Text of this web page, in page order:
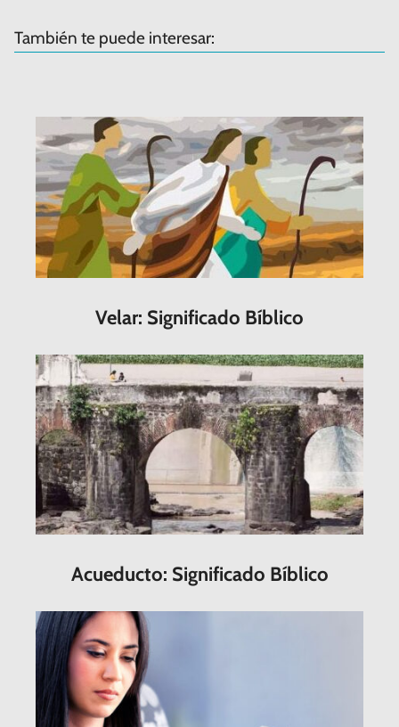
También te puede interesar:
Velar: Significado Bíblico
Acueducto: Significado Bíblico